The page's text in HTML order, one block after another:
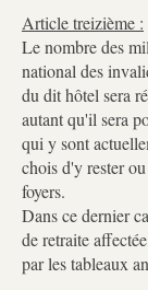
Article treizième :
Le nombre des
national des
du dit hôtel sera
autant qu'il sera
qui y sont
chois d'y rester
foyers.
Dans ce dernier
de retraite
par les tableaux